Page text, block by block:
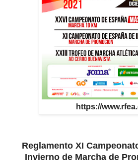
https://
Reglamento XI
Invierno de Marcha de